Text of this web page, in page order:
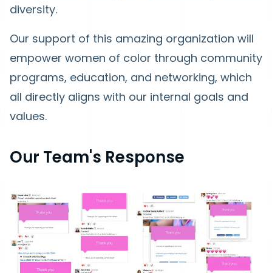
diversity.
Our support of this amazing organization will
empower women of color through community
programs, education, and networking, which
all directly aligns with our internal goals and
values.
Our Team's Response